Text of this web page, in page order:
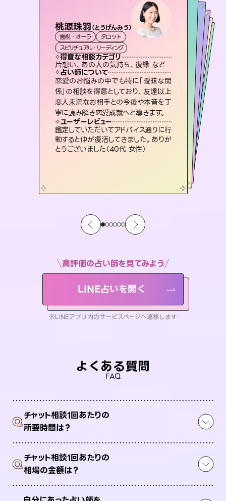
桃源珠羽（とうげんみう）
霊視・オーラ
タロット
スピリチュアル・リーディング
得意な相談カテゴリ
片想い、あの人の気持ち、復縁 など
占い師について
恋愛のお悩みの中でも特に「曖昧な関
係」の相談を得意としており、友達以上
恋人未満なお相手との今後や本音を丁
寧に読み解き恋愛成就へと導きます。
ユーザーレビュー
鑑定していただいてアドバイス通りに行
動すると仲が復活してきました。ありが
とうございました（40代 女性）
彗望（すいぼう）
霊視・オーラ 透視
スピリチュアル・リーディング
得意な相談カテゴリ
片想い、あの人の気持ち、復縁 など
占い師について
3,700年以上の歴史を持つ東洋最古の
占術「易占」で詳細まで占い、幸せへ向
かう道筋を示します。厳しい結果にも具
体的な対策をお伝えします。
ユーザーレビュー
複雑な背景もしっかり聞いて鑑定して
いただけました。気持ちが楽になりまし
た（50代 女性）
未来視師＊花
霊視・オーラ
スピリチュアル・リーディング
得意な相談カテゴリ
出逢い、片想い、復縁 など
占い師について
未来には何パターンもの選択肢があり
ます。不安で視えにくくなっているあな
たの素敵な未来を見つけ、その未来を
選択できるようアドバイスします。
ユーザーレビュー
職場の人の性質や人間関係、本心など
本当によく視えていてびっくり。対策が
打てて前向きになれます（40代）
アイリス -iris-
西洋占星術
ルーン
得意な相談カテゴリ
恋愛総合、片想い、二人の未来 など
占い師について
復縁、恋愛、不倫の行方、同性愛や片思い、仕事関係や借金問題まで知りたいことや心の負担になっていることを紐解き、背中をそっと押して導きます。
ユーザーレビュー
安心感のあり、言い切ってくれる所や濁
さない鑑定のおかげで、毎回自分の気
持ちを整えられます（30代 男性）
おう 霊感オラクル
霊視・オーラ
オラクルカード
得意な相談カテゴリ
恋愛総合、あの人の気持ち など
占い師について
霊視×オラクルカードを使って「今」と
「未来」そして「気になるあの人の気持
ち」まで丁寧に読み解き、恋や人生のヒ
ントを優しく引き出します。
ユーザーレビュー
不安な気持ちが嘘みたいに晴れまし
た…！よく視えていらっしゃるんだなと
感じました（40代 女性）
セラピスト理恵
霊視・オーラ タロット
スピリチュアル・リーディング
得意な相談カテゴリ
片想い、二人の未来、年の差 など
占い師について
連絡再開、復縁、成就などの報告実績
多数。セラピストとして2万超の施術経
験があるからこそできる鑑定で、より良
い未来をサポートします。
ユーザーレビュー
とても心温まる鑑定でした。しかもこち
らは何も言っていないのに視えていらっ
しゃるんだなと驚きです（30代女性）
高評価の占い師を見てみよう
LINE占いを開く
※LINEアプリ内のサービスページへ遷移します
よくある質問
FAQ
Qチャット相談1回あたりの
所要時間は？
Qチャット相談1回あたりの
相場の金額は？